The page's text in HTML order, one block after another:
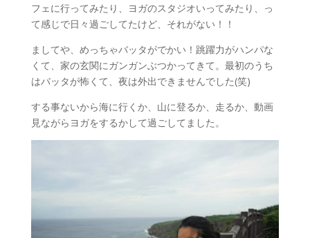
フェに行ってみたり、ヨガのスタジオいってみたり、っ
て感じで日々過ごしてたけど、それがない！！
ましてや、めっちゃバッタがでかい！跳躍力がハンパな
くて、家の玄関にガンガンぶつかってきて。最初のうち
はバッタが怖くて、夜は外出できませんでした(笑)
する事ないから海に行くか、山に登るか、走るか、動画
見ながらヨガをするかして過ごしてました。